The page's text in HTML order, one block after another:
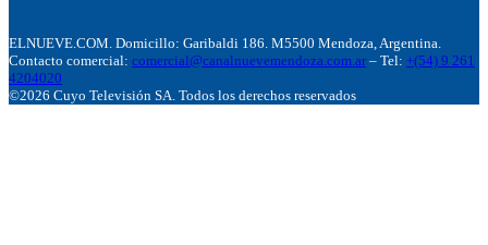
ELNUEVE.COM. Domicillo: Garibaldi 186. M5500 Mendoza, Argentina.
Contacto comercial: comercial@canalnuevemendoza.com.ar – Tel: +(54) 9 261
4204020
©2026 Cuyo Televisión SA. Todos los derechos reservados